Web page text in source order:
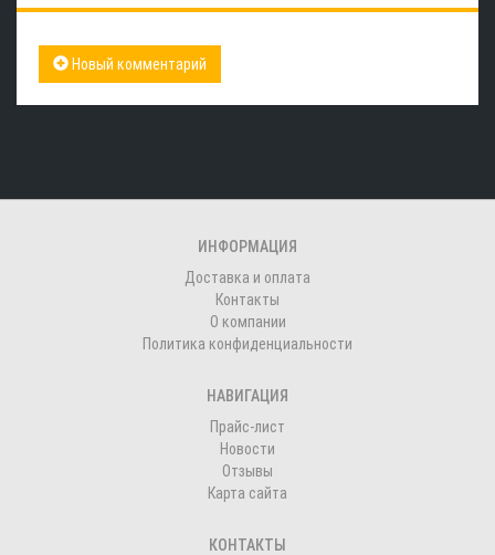
Новый комментарий
ИНФОРМАЦИЯ
Доставка и оплата
Контакты
О компании
Политика конфиденциальности
НАВИГАЦИЯ
Прайс-лист
Новости
Отзывы
Карта сайта
КОНТАКТЫ